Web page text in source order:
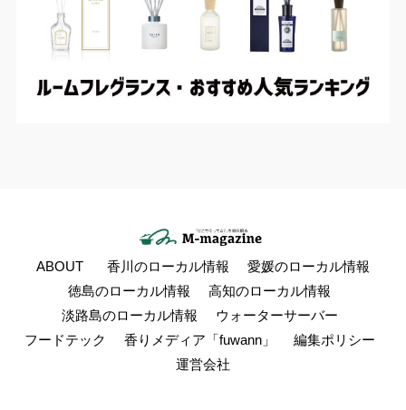
ABOUT 香川のローカル情報
愛媛のローカル情報
徳島のローカル情報
高知のローカル情報
淡路島のローカル情報
ウォーターサーバー
フードテック
香りメディア「fuwann」
編集ポリシー
運営会社